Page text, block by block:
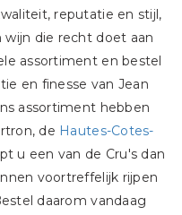
reputatie en stijl,
die recht doet aan
assortiment en bestel
en finesse van Jean
assortiment hebben
de Hautes-Cotes-
u een van de Cru's dan
voortreffelijk rijpen
daarom vandaag